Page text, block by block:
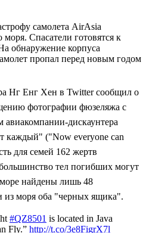
самолета AirAsia
Спасатели готовятся к
обнаружение корпуса
пропал перед новым годом
Нг Енг Хен в Twitter сообщил о
фотографии фюзеляжа с
дискаунтера
каждый" ("Now everyone can
для семей 162 жертв
тел погибших могут
море найдены лишь 48
из моря оба "черных ящика".
#QZ8501 is located in Java
Fly.” http://t.co/3e8FigrX7l